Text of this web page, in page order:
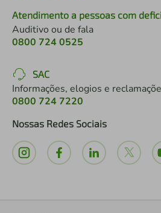
Atendimento a pessoas com
Auditivo ou de fala
0800 724 0525
SAC
Informações, elogios e
0800 724 7220
Nossas Redes Sociais